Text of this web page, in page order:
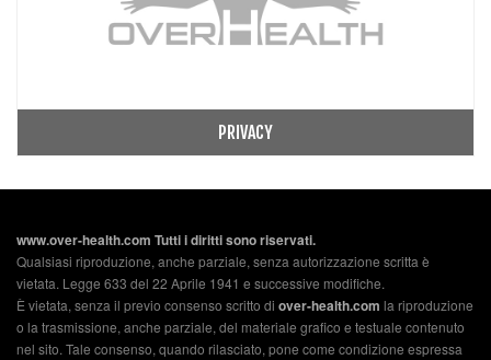
PRIVACY
www.over-health.com Tutti i diritti sono riservati.
Qualsiasi riproduzione, anche parziale, senza autorizzazione scritta è
vietata. Legge 633 del 22 Aprile 1941 e successive modifiche.
È vietata, senza il previo consenso scritto di over-health.com la riproduzione
o la trasmissione, anche parziale, del materiale grafico e testuale contenuto
nel sito. Tale consenso, quando rilasciato, pone come condizione espressa